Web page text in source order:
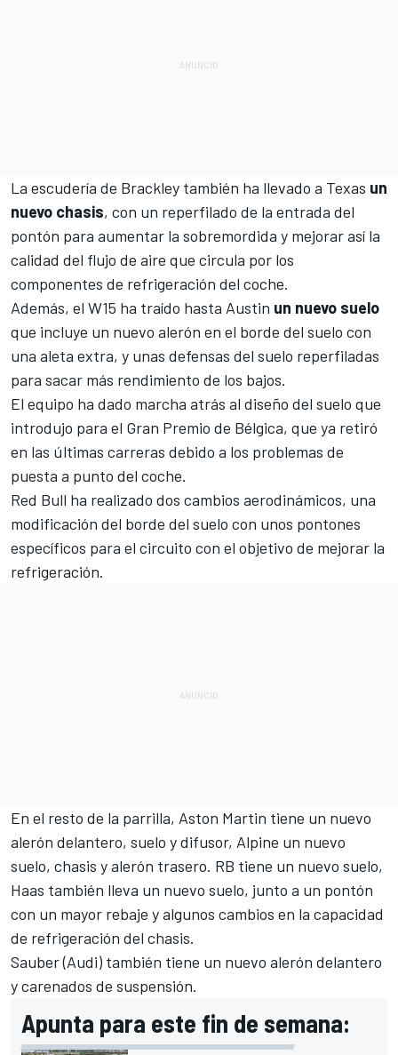
La escudería de Brackley también ha llevado a Texas un
nuevo chasis, con un reperfilado de la entrada del
pontón para aumentar la sobremordida y mejorar así la
calidad del flujo de aire que circula por los
componentes de refrigeración del coche.
Además, el W15 ha traído hasta Austin un nuevo suelo
que incluye un nuevo alerón en el borde del suelo con
una aleta extra, y unas defensas del suelo reperfiladas
para sacar más rendimiento de los bajos.
El equipo ha dado marcha atrás al diseño del suelo que
introdujo para el Gran Premio de Bélgica, que ya retiró
en las últimas carreras debido a los problemas de
puesta a punto del coche.
Red Bull ha realizado dos cambios aerodinámicos, una
modificación del borde del suelo con unos pontones
específicos para el circuito con el objetivo de mejorar la
refrigeración.
En el resto de la parrilla, Aston Martin tiene un nuevo
alerón delantero, suelo y difusor, Alpine un nuevo
suelo, chasis y alerón trasero. RB tiene un nuevo suelo,
Haas también lleva un nuevo suelo, junto a un pontón
con un mayor rebaje y algunos cambios en la capacidad
de refrigeración del chasis.
Sauber(Audi) también tiene un nuevo alerón delantero
y carenados de suspensión.
Apunta para este fin de semana: